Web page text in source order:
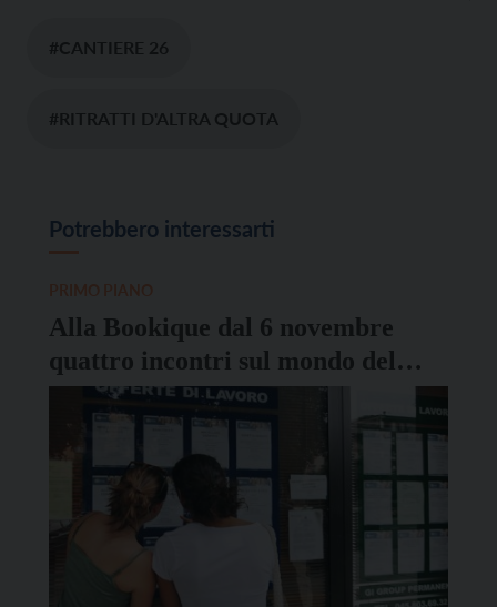
#CANTIERE 26
#RITRATTI D'ALTRA QUOTA
Potrebbero interessarti
Alla Bookique dal 6 novembre
quattro incontri sul mondo del
lavoro